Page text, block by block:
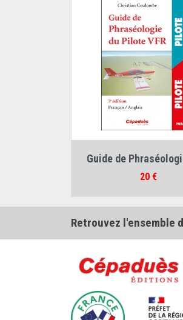
Guide de
Prix
20 €
Retrouvez l'ensemble